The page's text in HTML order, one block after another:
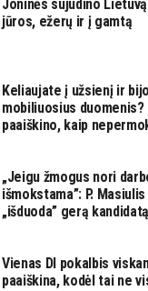
Joninės sujudino
jūros, ežerų ir į gamtą
Keliaujate į užsienį ir
mobiliuosius
paaiškino, kaip
„Jeigu žmogus nori
išmokstama”: P.
„išduoda” gerą kandidatą
Vienas DI pokalbis
paaiškina, kodėl tai ne